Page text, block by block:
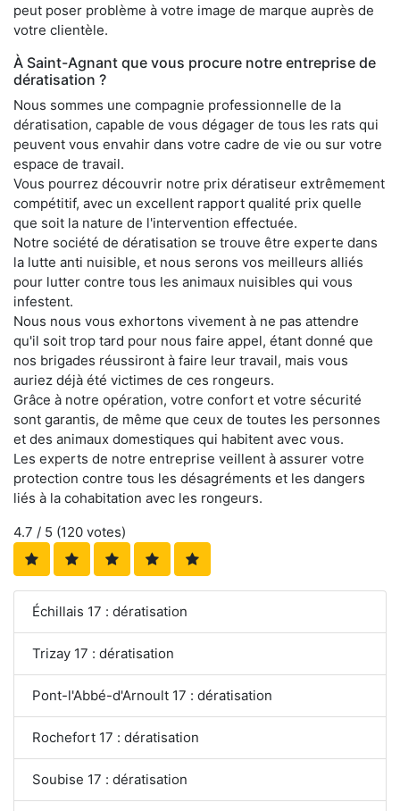
peut poser problème à votre image de marque auprès de
votre clientèle.
À Saint-Agnant que vous procure notre entreprise de
dératisation ?
Nous sommes une compagnie professionnelle de la
dératisation, capable de vous dégager de tous les rats qui
peuvent vous envahir dans votre cadre de vie ou sur votre
espace de travail.
Vous pourrez découvrir notre prix dératiseur extrêmement
compétitif, avec un excellent rapport qualité prix quelle
que soit la nature de l'intervention effectuée.
Notre société de dératisation se trouve être experte dans
la lutte anti nuisible, et nous serons vos meilleurs alliés
pour lutter contre tous les animaux nuisibles qui vous
infestent.
Nous nous vous exhortons vivement à ne pas attendre
qu'il soit trop tard pour nous faire appel, étant donné que
nos brigades réussiront à faire leur travail, mais vous
auriez déjà été victimes de ces rongeurs.
Grâce à notre opération, votre confort et votre sécurité
sont garantis, de même que ceux de toutes les personnes
et des animaux domestiques qui habitent avec vous.
Les experts de notre entreprise veillent à assurer votre
protection contre tous les désagréments et les dangers
liés à la cohabitation avec les rongeurs.
4.7 / 5 (120 votes)
Échillais 17 : dératisation
Trizay 17 : dératisation
Pont-l'Abbé-d'Arnoult 17 : dératisation
Rochefort 17 : dératisation
Soubise 17 : dératisation